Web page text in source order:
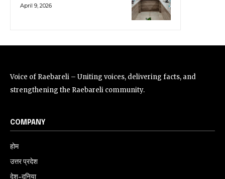
April 9, 2026
Voice of Raebareli – Uniting voices, delivering facts, and
strengthening the Raebareli community.
COMPANY
होम
उत्तर प्रदेश
देश-दुनिया